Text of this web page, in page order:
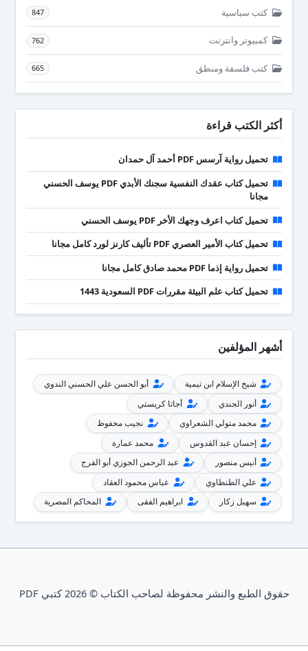
كتب سياسية 847
كمبيوتر وانترنت 762
كتب فلسفة ومنطق 665
أكثر الكتب قراءة
تحميل رواية آرسس PDF أحمد آل حمدان
تحميل كتاب عقدك النفسية سجنك الأبدي PDF يوسف الحسني
مجانا
تحميل كتاب اعرف وجهك الأخر PDF يوسف الحسني
تحميل كتاب الأمير العصري PDF تأليف كارنز لورد كامل مجانا
تحميل رواية إذما PDF محمد صادق كامل مجانا
تحميل كتاب علم البيئة مقررات PDF السعودية 1443
أشهر المؤلفين
شيخ الإسلام ابن تيمية
أبو الحسن علي الحسني الندوي
أنور الجندي
أجاثا كريستي
محمد متولي الشعراوي
نجيب محفوظ
إحسان عبد القدوس
محمد عمارة
أنيس منصور
عبد الرحمن الجوزي أبو الفرج
علي الطنطاوي
عباس محمود العقاد
سهيل زكار
ابراهيم الفقى المحاكم المصرية
حقوق الطبع والنشر محفوظة لصاحب الكتاب © 2026 كتبي PDF